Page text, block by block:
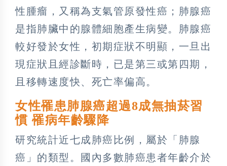
性腫瘤，又稱為支氣管原發性癌；肺腺癌
是指肺臟中的腺體細胞產生病變。肺腺癌
較好發於女性，初期症狀不明顯，一旦出
現症狀且經診斷時，已是第三或第四期，
且移轉速度快、死亡率偏高。
女性罹患肺腺癌超過8成無抽菸習
慣 罹病年齡驟降
研究統計近七成肺癌比例，屬於「肺腺
癌」的類型。國內多數肺癌患者年齡介於